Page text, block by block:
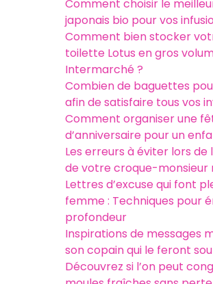
Comment choisir le
japonais bio pour vos
Comment bien stocker
toilette Lotus en gros
Intermarché ?
Combien de baguettes
afin de satisfaire tous vos
Comment organiser une
d’anniversaire pour un
Les erreurs à éviter lors
de votre croque-monsieur
Lettres d’excuse qui font
femme : Techniques pour
profondeur
Inspirations de messages
son copain qui le feront
Découvrez si l’on peut